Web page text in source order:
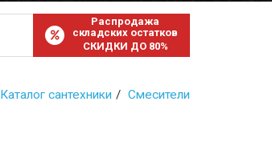
Распродажа
складских остатков
СКИДКИ ДО 80%
Каталог сантехники Смесители